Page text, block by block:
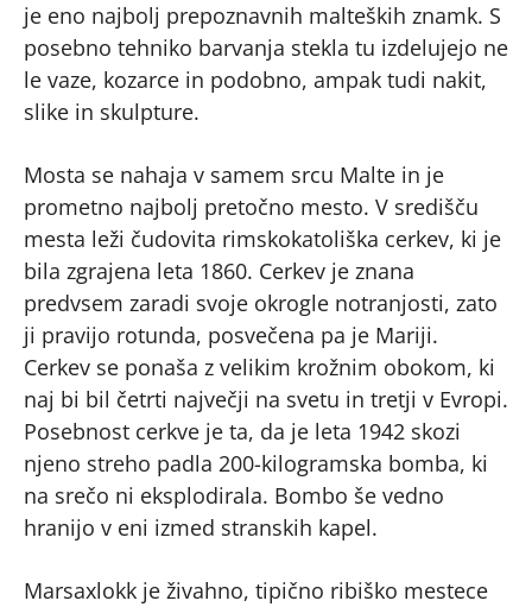
je eno najbolj prepoznavnih malteških znamk. S
posebno tehniko barvanja stekla tu izdelujejo ne
le vaze, kozarce in podobno, ampak tudi nakit,
slike in skulpture.
Mosta se nahaja v samem srcu Malte in je
prometno najbolj pretočno mesto. V središču
mesta leži čudovita rimskokatoliška cerkev, ki je
bila zgrajena leta 1860. Cerkev je znana
predvsem zaradi svoje okrogle notranjosti, zato
ji pravijo rotunda, posvečena pa je Mariji.
Cerkev se ponaša z velikim krožnim obokom, ki
naj bi bil četrti največji na svetu in tretji v Evropi.
Posebnost cerkve je ta, da je leta 1942 skozi
njeno streho padla 200-kilogramska bomba, ki
na srečo ni eksplodirala. Bombo še vedno
hranijo v eni izmed stranskih kapel.
Marsaxlokk je živahno, tipično ribiško mestece